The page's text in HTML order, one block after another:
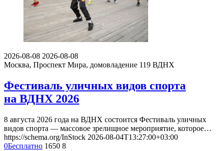
2026-08-08 2026-08-08
Москва, Проспект Мира, домовладение 119 ВДНХ
Фестиваль уличных видов спорта
на ВДНХ 2026
8 августа 2026 года на ВДНХ состоится Фестиваль уличных
видов спорта — массовое зрелищное мероприятие, которое…
https://schema.org/InStock 2026-08-04T13:27:00+03:00
0Бесплатно 1650 8